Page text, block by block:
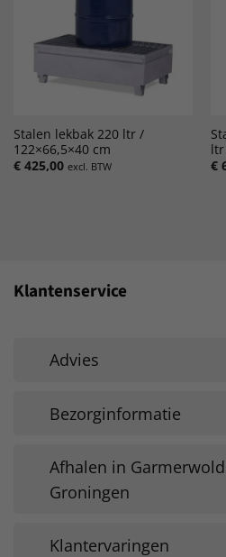
Stalen lekbak 220 ltr /
122×66,5×40 cm
€425,00 excl. BTW
ltr
€
Klantenservice
Advies
Bezorginformatie
Afhalen in
Groningen
Klantervaringen